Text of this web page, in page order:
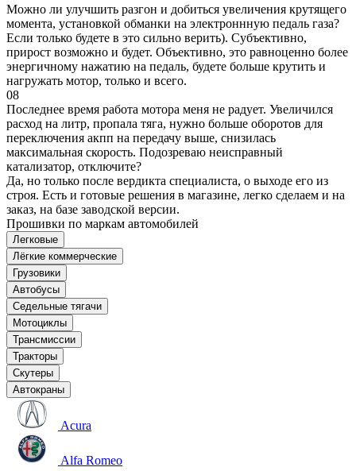
Можно ли улучшить разгон и добиться увеличения крутящего
момента, установкой обманки на электроннную педаль газа?
Если только будете в это сильно верить). Субъективно,
прирост возможно и будет. Объективно, это равноценно более
энергичному нажатию на педаль, будете больше крутить и
нагружать мотор, только и всего.
08
Последнее время работа мотора меня не радует. Увеличился
расход на литр, пропала тяга, нужно больше оборотов для
переключения акпп на передачу выше, снизилась
максимальная скорость. Подозреваю неисправный
катализатор, отключите?
Да, но только после вердикта специалиста, о выходе его из
строя. Есть и готовые решения в магазине, легко сделаем и на
заказ, на базе заводской версии.
Прошивки по маркам автомобилей
Легковые
Лёгкие коммерческие
Грузовики
Автобусы
Седельные тягачи
Мотоциклы
Трансмиссии
Тракторы
Скутеры
Автокраны
Acura
Alfa Romeo